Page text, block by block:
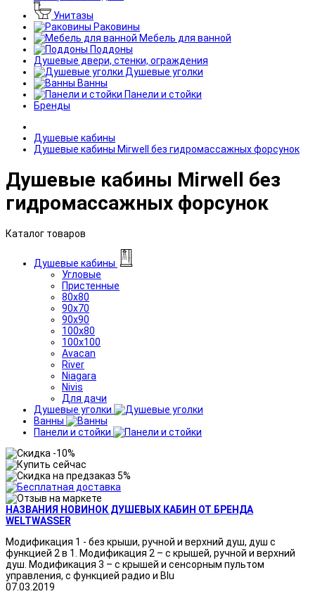
Унитазы
Раковины
Мебель для ванной
Поддоны
Душевые двери, стенки, ограждения
Душевые уголки
Ванны
Панели и стойки
Бренды
Душевые кабины
Душевые кабины Mirwell без гидромассажных форсунок
Душевые кабины Mirwell без
гидромассажных форсунок
Каталог товаров
Душевые кабины
Угловые
Пристенные
80x80
90x70
90x90
100x80
100x100
Avacan
River
Niagara
Nivis
Для дачи
Душевые уголки
Ванны
Панели и стойки
НАЗВАНИЯ НОВИНОК ДУШЕВЫХ КАБИН ОТ БРЕНДА
WELTWASSER
Модификация 1 - без крыши, ручной и верхний душ, душ с
функцией 2 в 1. Модификация 2 – с крышей, ручной и верхний
душ. Модификация 3 – с крышей и сенсорным пультом
управления, с функцией радио и Blu
07.03.2019